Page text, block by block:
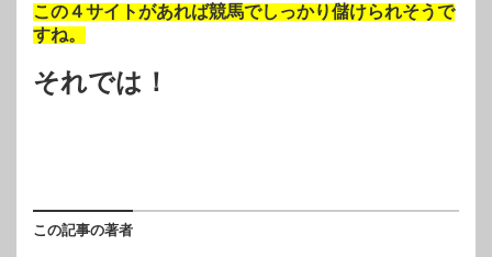
この４サイトがあれば競馬でしっかり儲けられそうで
すね。
それでは！
この記事の著者